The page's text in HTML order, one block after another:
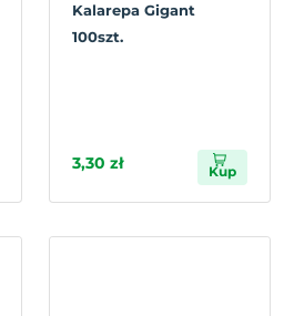
Kalarepa Gigant
100szt.
3,30 zł Kup